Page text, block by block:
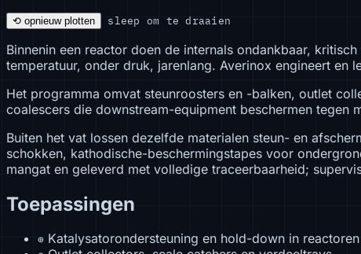
⟲ opnieuw plotten sleep om te draaien
Binnenin een reactor doen de internals ondankbaar,
temperatuur, onder druk, jarenlang. Averinox engineert en
Het programma omvat steunroosters en -balken, outlet
coalescers die downstream-equipment beschermen tegen
Buiten het vat lossen dezelfde materialen steun- en
schokken, kathodische-beschermingstapes voor
mangat en geleverd met volledige traceerbaarheid;
Toepassingen
⊕ Katalysatorondersteuning en hold-down in